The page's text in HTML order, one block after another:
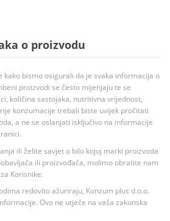
o proizvodu
kako bismo osigurali da je svaka informacija o
proizvodi se često mijenjaju te se
količina sastojaka, nutritivna vrijednost,
konzumacije trebali biste uvijek pročitati
a ne se oslanjati isključivo na informacije
ili želite savjet o bilo kojoj marki proizvoda
ili proizvođača, molimo obratite nam
Korisnike.
redovito ažuriraju, Konzum plus d.o.o.
Ovo ne utječe na vaša zakonska